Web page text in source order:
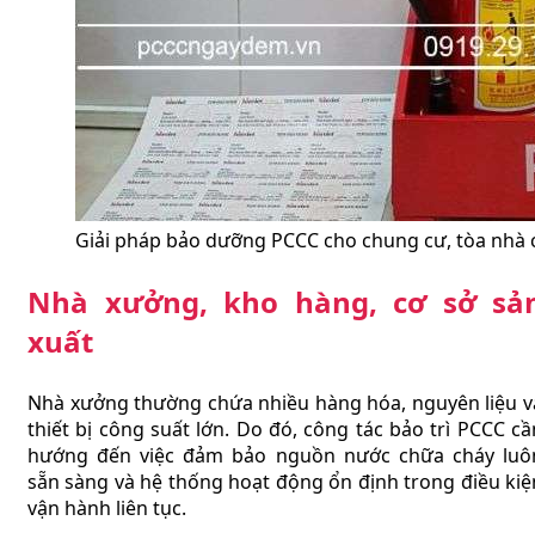
Giải pháp bảo dưỡng PCCC cho chung cư, tòa
Nhà xưởng, kho hàng, cơ sở
xuất
Nhà xưởng thường chứa nhiều hàng hóa, nguyên liệu
thiết bị công suất lớn. Do đó, công tác bảo trì PCCC
hướng đến việc đảm bảo nguồn nước chữa cháy
sẵn sàng và hệ thống hoạt động ổn định trong điều
vận hành liên tục.